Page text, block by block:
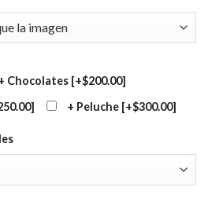
Chocolates [+$200.00]
+ Peluche [+$300.00]